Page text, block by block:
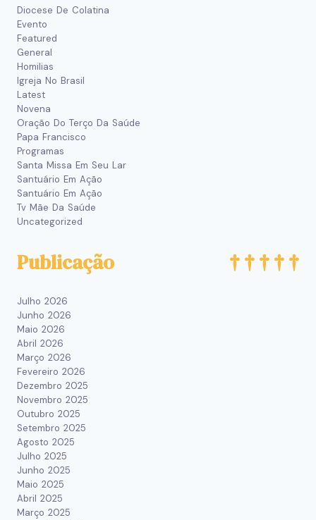
Diocese De Colatina
Evento
Featured
General
Homilias
Igreja No Brasil
Latest
Novena
Oração Do Terço Da Saúde
Papa Francisco
Programas
Santa Missa Em Seu Lar
Santuário Em Ação
Santuário Em Ação
Tv Mãe Da Saúde
Uncategorized
Publicação
Julho 2026
Junho 2026
Maio 2026
Abril 2026
Março 2026
Fevereiro 2026
Dezembro 2025
Novembro 2025
Outubro 2025
Setembro 2025
Agosto 2025
Julho 2025
Junho 2025
Maio 2025
Abril 2025
Março 2025